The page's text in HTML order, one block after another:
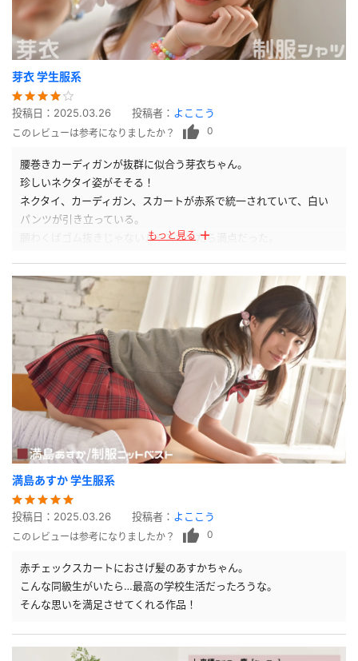
芽衣 学生服系
投稿日： 2025.03.26 投稿者： よここう
このレビューは参考になりましたか？ 0
腰巻きカーディガンが抜群に似合う芽衣ちゃん。
珍しいネクタイ姿がそそる！
ネクタイ、カーディガン、スカートが赤系で統一されていて、白い
パンツが引き立っている。
願わくばゴム抜きじゃないルーズだったら満点だった。
もっと見る
満島あすか 学生服系
投稿日： 2025.03.26 投稿者： よここう
このレビューは参考になりましたか？ 0
赤チェックスカートにおさげ髪のあすかちゃん。
こんな同級生がいたら…最高の学校生活だったろうな。
そんな思いを満足させてくれる作品！